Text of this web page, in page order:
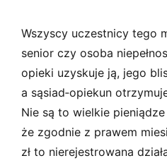
Wszyscy uczestnicy tego
senior czy osoba
opieki uzyskuje ją, jego
a sąsiad­‑opiekun
Nie są to wielkie
że zgodnie z prawem
zł to nierejestrowana